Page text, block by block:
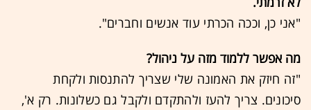
"אני כן, וככה הכרתי עוד אנשים וחברים".
מה אפשר ללמוד מזה על ניהול?
"זה חיזק את האמונה שלי שצריך להתנסות ולקחת
סיכונים. צריך להעז ולהתקדם ולקבל גם כשלונות. רק א',